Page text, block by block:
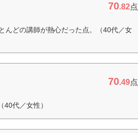
70.82点
んどの講師が熱心だった点。（40代／女
70.49点
代／女性）